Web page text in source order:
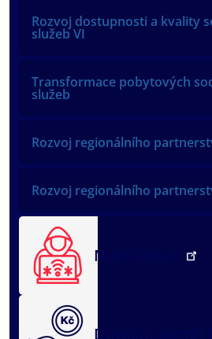
Rozvoj dostupnosti a kvality
služeb VI
Transformace pobytových
služeb
Rozvoj regionálního
Rozvoj regionálního
NežKlikneš
Dotační portál